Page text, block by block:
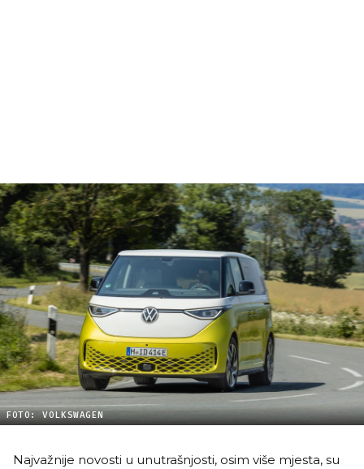
FOTO: VOLKSWAGEN
Najvažnije novosti u unutrašnjosti, osim više mjesta, su